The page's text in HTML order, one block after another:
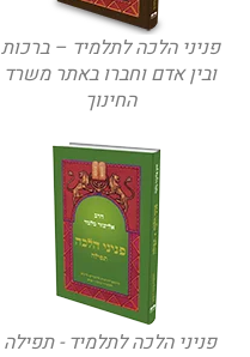
פניני הלכה לתלמיד – ברכות
ובין אדם וחברו באתר משרד
החינוך
פניני הלכה לתלמיד - תפילה